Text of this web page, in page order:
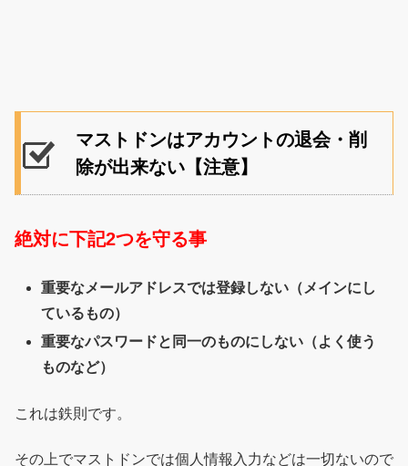
マストドンはアカウントの退会・削
除が出来ない【注意】
絶対に下記2つを守る事
重要なメールアドレスでは登録しない（メインにし
ているもの）
重要なパスワードと同一のものにしない（よく使う
ものなど）
これは鉄則です。
その上でマストドンでは個人情報入力などは一切ないので